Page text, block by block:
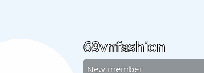
69vnfashion
New member